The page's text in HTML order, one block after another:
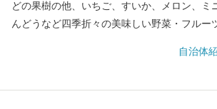
どの果樹の他、いちご、すいか、メロン、ミ
んどうなど四季折々の美味しい野菜・フルー
び、ナガレコ、伊勢えびなど海産物も豊富です。 【色とり
自治体